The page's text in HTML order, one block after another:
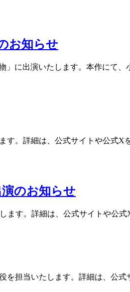
お知らせ
」に出演いたします。本作にて、
す。詳細は、公式サイトや公式X
のお知らせ
す。詳細は、公式サイトや公式
を担当いたします。詳細は、公